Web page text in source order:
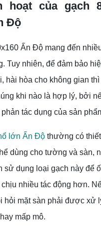
hoạt của gạch
Độ
Ấn Độ mang đến
Tuy nhiên, để đảm bảo
hài hòa cho không gian
khi nào là hợp lý, bởi
tác dụng của sản
lớn Ấn Độ thường có
dùng cho tường và sàn,
sử dụng loại gạch này để
chịu nhiều tác động hơn.
hỏi mặt sàn phải được xử
mấp mô.